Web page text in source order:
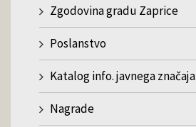
Zgodovina gradu Zaprice
Poslanstvo
Katalog info. javnega značaja
Nagrade